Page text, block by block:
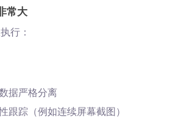
常大
行：
据严格分离
跟踪（例如连续屏幕截图）